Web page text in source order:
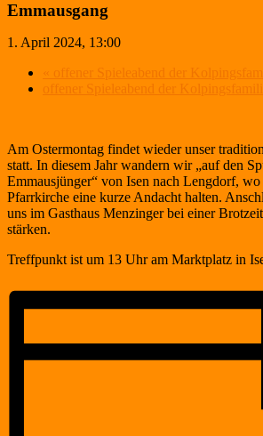
Emmausgang
1. April 2024, 13:00
«
offener Spieleabend der
offener Spieleabend der
Am Ostermontag findet wieder unser
statt. In diesem Jahr wandern wir „auf den
Emmausjünger“ von Isen nach Lengdorf,
Pfarrkirche eine kurze Andacht halten.
uns im Gasthaus Menzinger bei einer
stärken.
Treffpunkt ist um 13 Uhr am Marktplatz in